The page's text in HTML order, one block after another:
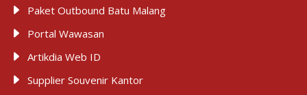
Paket Outbound Batu Malang
Portal Wawasan
Artikdia Web ID
Supplier Souvenir Kantor